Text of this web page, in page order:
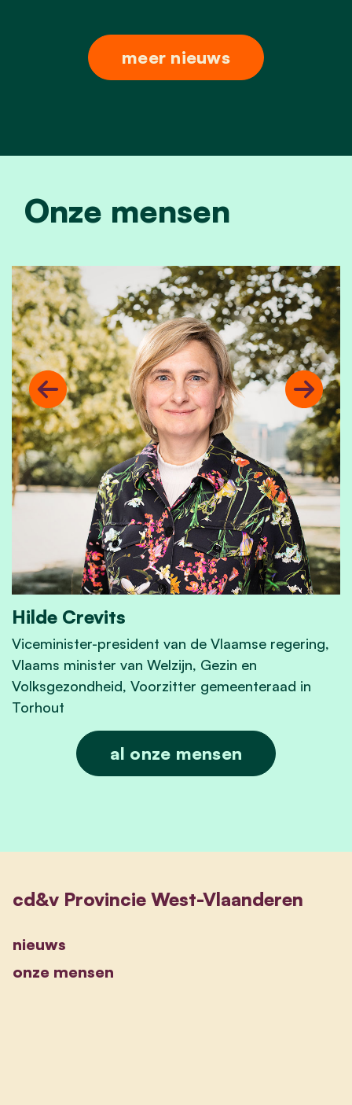
meer nieuws
Onze mensen
Hilde Crevits
Viceminister-president van de Vlaamse regering,
Vlaams minister van Welzijn, Gezin en
Volksgezondheid, Voorzitter gemeenteraad in
Torhout
Hilde Crevits
Previous Next
al onze mensen
cd&v Provincie West-Vlaanderen
nieuws
onze mensen